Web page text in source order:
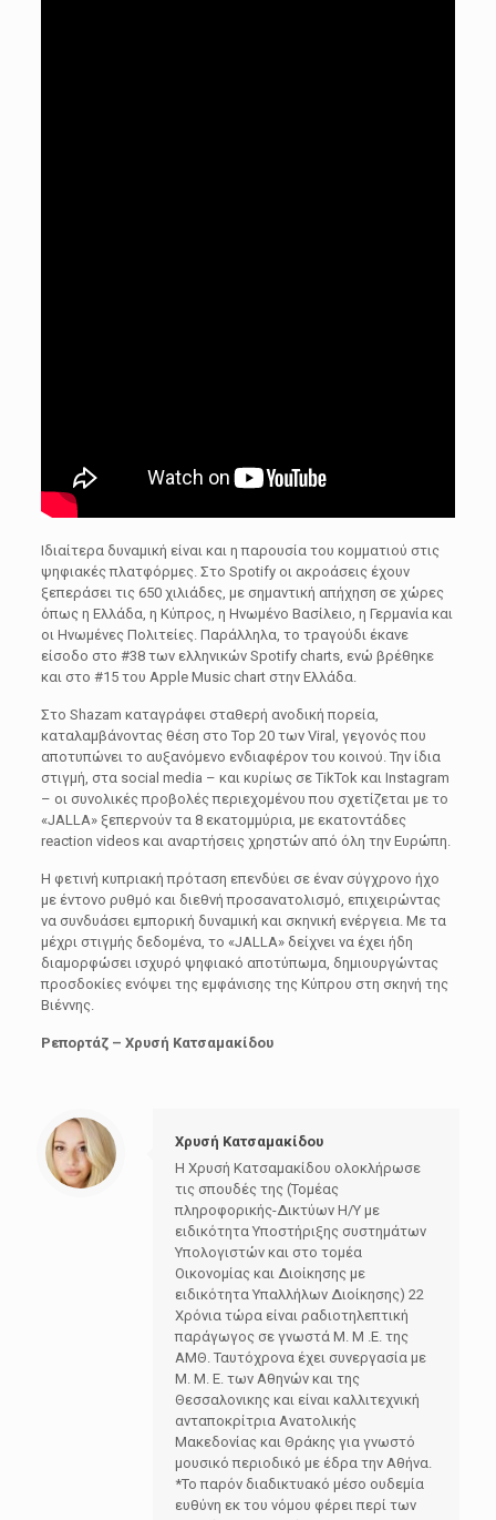
Ιδιαίτερα δυναμική είναι και η παρουσία του κομματιού στις
ψηφιακές πλατφόρμες. Στο Spotifyοι ακροάσεις έχουν
ξεπεράσει τις 650 χιλιάδες, με σημαντική απήχηση σε χώρες
όπως η Ελλάδα , η Κύπρος, η Ηνωμένο Βασίλειο , η Γερμανία και
οι Ηνωμένες Πολιτείες . Παράλληλα, το τραγούδι έκανε
είσοδο στο #38 των ελληνικών Spotify charts, ενώ βρέθηκε
και στο #15 του Apple Music chart στην Ελλάδα.
Στο Shazam καταγράφει σταθερή ανοδική πορεία,
καταλαμβάνοντας θέση στο Top 20 των Viral, γεγονός που
αποτυπώνει το αυξανόμενο ενδιαφέρον του κοινού. Την ίδια
στιγμή, στα social media – και κυρίως σε TikTok και Instagram
– οι συνολικές προβολές περιεχομένου που σχετίζεται με το
«JALLA» ξεπερνούν τα 8 εκατομμύρια, με εκατοντάδες
reaction videos και αναρτήσεις χρηστών από όλη την Ευρώπη.
Η φετινή κυπριακή πρόταση επενδύει σε έναν σύγχρονο ήχο
με έντονο ρυθμό και διεθνή προσανατολισμό, επιχειρώντας
να συνδυάσει εμπορική δυναμική και σκηνική ενέργεια. Με τα
μέχρι στιγμής δεδομένα, το «JALLA» δείχνει να έχει ήδη
διαμορφώσει ισχυρό ψηφιακό αποτύπωμα, δημιουργώντας
προσδοκίες ενόψει της εμφάνισης της Κύπρου στη σκηνή της
Βιέννης.
Ρεπορτάζ – Χρυσή Κατσαμακίδου
Χρυσή Κατσαμακίδου
Η Χρυσή Κατσαμακίδου ολοκλήρωσε
τις σπουδές της (Τομέας
πληροφορικής-Δικτύων Η/Υ με
ειδικότητα Υποστήριξης συστημάτων
Υπολογιστών και στο τομέα
Οικονομίας και Διοίκησης με
ειδικότητα Υπαλλήλων Διοίκησης) 22
Χρόνια τώρα είναι ραδιοτηλεπτική
παράγωγος σε γνωστά Μ. Μ .Ε. της
ΑΜΘ. Ταυτόχρονα έχει συνεργασία με
Μ. Μ. Ε. των Αθηνών και της
Θεσσαλονικης και είναι καλλιτεχνική
ανταποκρίτρια Ανατολικής
Μακεδονίας και Θράκης για γνωστό
μουσικό περιοδικό με έδρα την Αθήνα.
*Το παρόν διαδικτυακό μέσο ουδεμία
ευθύνη εκ του νόμου φέρει περί των